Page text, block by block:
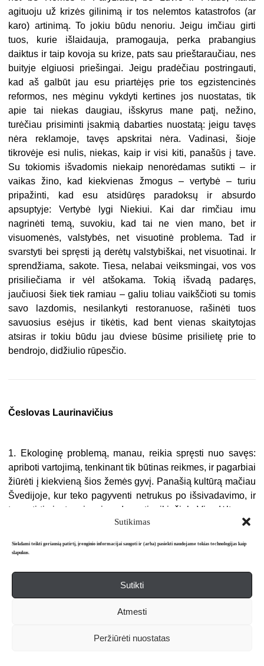
Sutikimas
Siekdami teikti geriausią patirtį, įrenginio informacijai saugoti ir (arba) pasiekti naudojame tokias technologijas kaip
slapukus.
Sutikti
Atmesti
Peržiūrėti nuostatas
agituoju už krizės gilinimą ir tos nelemtos katastrofos (ar
karo) artinimą. To jokiu būdu nenoriu. Jeigu imčiau girti
tuos, kurie išlaidauja, pramogauja, perka prabangius
daiktus ir taip kovoja su krize, pats sau prieštaraučiau, nes
buityje elgiuosi priešingai. Jeigu pradėčiau postringauti,
kad aš galbūt jau esu priartėjęs prie tos egzistencinės
reformos, nes mėginu vykdyti kertines jos nuostatas, tik
apie tai niekas daugiau, išskyrus mane patį, nežino,
turėčiau prisiminti įsakmią dabarties nuostatą: jeigu tavęs
nėra reklamoje, tavęs apskritai nėra. Vadinasi, šioje
tikrovėje esi nulis, niekas, kaip ir visi kiti, panašūs į tave.
Su tokiomis išvadomis niekaip nenorėdamas sutikti – ir
vaikas žino, kad kiekvienas žmogus – vertybė – turiu
pripažinti, kad esu atsidūręs paradoksų ir absurdo
apsuptyje: Vertybė lygi Niekiui. Kai dar rimčiau imu
nagrinėti temą, suvokiu, kad tai ne vien mano, bet ir
visuomenės, valstybės, net visuotinė problema. Tad ir
svarstyti bei spręsti ją derėtų valstybiškai, net visuotinai. Ir
sprendžiama, sakote. Tiesa, nelabai veiksmingai, vos vos
prisiliečiama ir vėl atšokama. Tokią išvadą padaręs,
jaučiuosi šiek tiek ramiau – galiu toliau vaikščioti su tomis
savo lazdomis, nesilankyti restoranuose, rašinėti tuos
savuosius esėjus ir tikėtis, kad bent vienas skaitytojas
atsiras ir tokiu būdu jau dviese būsime prisilietę prie to
bendrojo, didžiulio rūpesčio.
Česlovas Laurinavičius
1. Ekologinę problemą, manau, reikia spręsti nuo savęs:
apriboti vartojimą, tenkinant tik būtinas reikmes, ir pagarbiai
žiūrėti į kiekvieną šios žemės gyvį. Panašią kultūrą mačiau
Švedijoje, kur teko pagyventi netrukus po išsivadavimo, ir
ta patirtimi stengiuosi vadovautis iki šiol. Vis dėlto per
praėjusius dvidešimt metų daug kas pasikeitė, plačiai imta
dabar jau nebesu toks optimistas, kad pasitikėčiau vien
Turiu pripažinti, kad per pastaruosius metus gerokai
pasipildė mano supratimas apie supantį pasaulį ir apie tai,
demokratija – visų pirma – daugumos valdžia. Pasirodo,